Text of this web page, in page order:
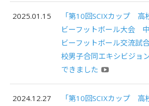
2025.01.15
「第10回SCIXカップ 高
ビーフットボール大会
ビーフットボール交流
校男子合同エキシビジョ
できました
2024.12.27
「第10回SCIXカップ 高